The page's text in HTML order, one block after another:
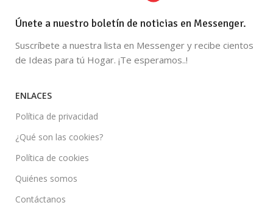
Únete a nuestro boletín de noticias en Messenger.
Suscríbete a nuestra lista en Messenger y recibe cientos
de Ideas para tú Hogar. ¡Te esperamos..!
ENLACES
Política de privacidad
¿Qué son las cookies?
Política de cookies
Quiénes somos
Contáctanos